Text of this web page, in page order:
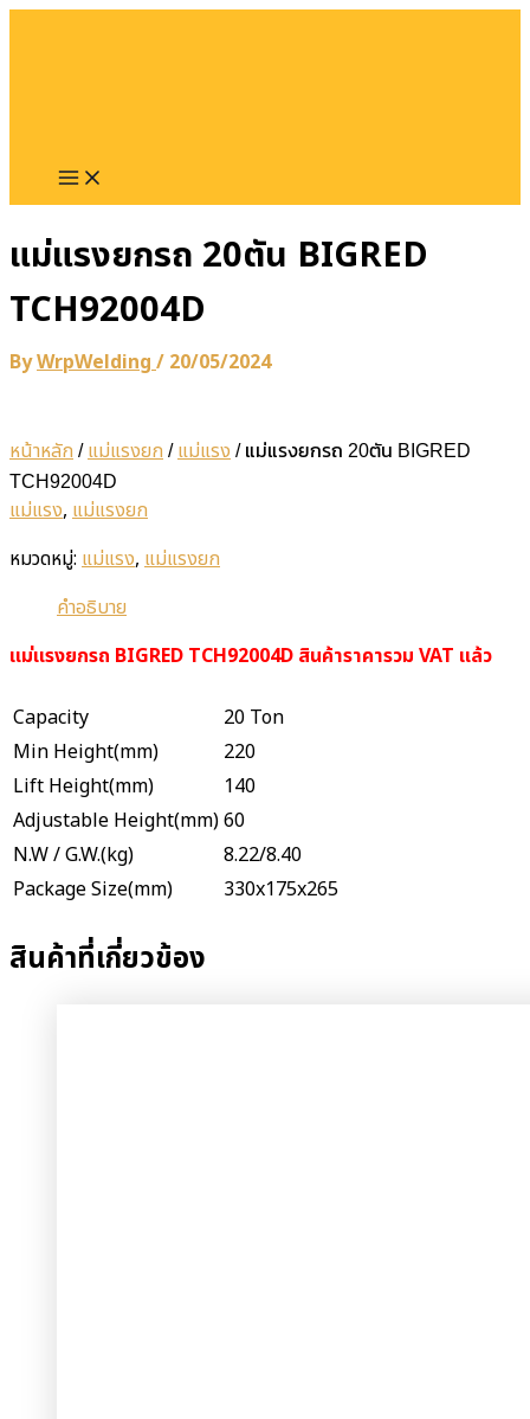
Skip Main
ค้
แม่แรงยกรถ 20ตัน BIGRED
TCH92004D
ByWrpWelding / 20/05/2024
หน้าหลัก / แม่แรงยก / แม่แรง / แม่แรงยกรถ 20ตัน BIGRED
TCH92004D
แม่แรง, แม่แรงยก
หมวดหมู่: แม่แรง, แม่แรงยก
คำอธิบาย
แม่แรงยกรถ BIGRED TCH92004D สินค้าราคารวม VAT แล้ว
Capacity
20 Ton
Min Height(mm)
220
Lift Height(mm)
140
Adjustable Height(mm)60
N.W / G.W.(kg)
8.22/8.40
Package Size(mm)
330x175x265
สินค้าที่เกี่ยวข้อง